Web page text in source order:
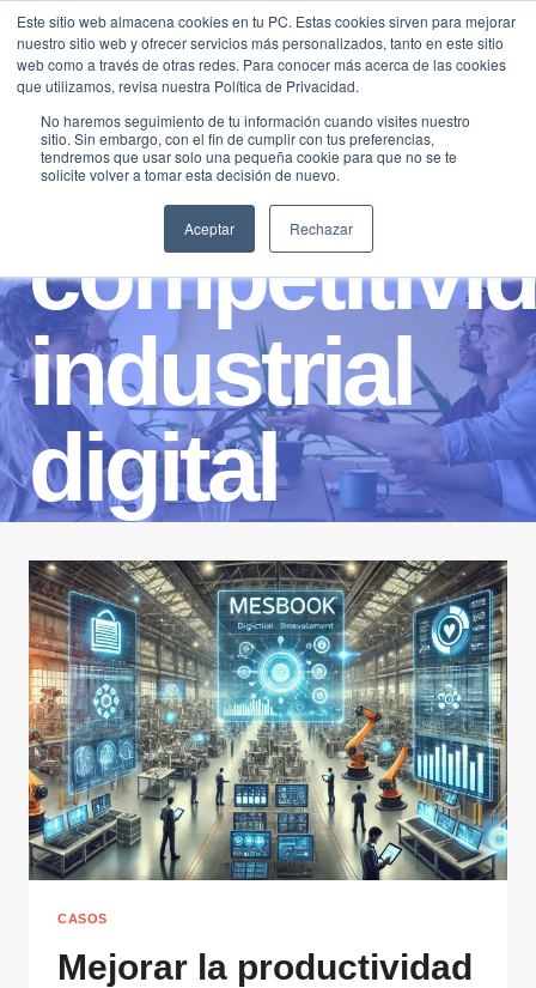
Este sitio web almacena cookies en tu PC. Estas cookies sirven para mejorar
nuestro sitio web y ofrecer servicios más personalizados, tanto en este sitio
web como a través de otras redes. Para conocer más acerca de las cookies
que utilizamos, revisa nuestra Política de Privacidad.
No haremos seguimiento de tu información cuando visites nuestro
sitio. Sin embargo, con el fin de cumplir con tus preferencias,
tendremos que usar solo una pequeña cookie para que no se te
solicite volver a tomar esta decisión de nuevo.
Aceptar Rechazar
Saltar
contenido
industrial
digital
CASOS
Mejorar la productividad
Traducir »